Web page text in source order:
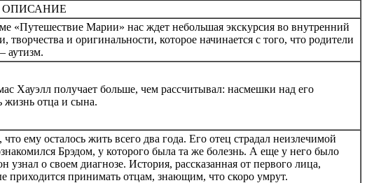
ОПИСАНИЕ
«Путешествие Марии» нас ждет небольшая экскурсия во внутренний
и оригинальности, которое начинается с того, что родители
аутизм.
получает больше, чем рассчитывал: насмешки над его
жизнь отца и сына.
ему осталось жить всего два года. Его отец страдал неизлечимой
Брэдом, у которого была та же болезнь. А еще у него было
о своем диагнозе. История, рассказанная от первого лица,
приходится принимать отцам, знающим, что скоро умрут.